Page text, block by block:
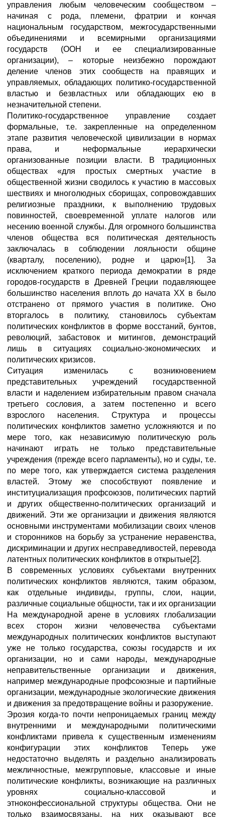
управления любым человеческим сообществом –
начиная с рода, племени, фратрии и кончая
национальным государством, межгосударственными
объединениями и всемирными организациями
государств (ООН и ее специализированные
организации), – которые неизбежно порождают
деление членов этих сообществ на правящих и
управляемых, обладающих политико-государственной
властью и безвластных или обладающих ею в
незначительной степени.
Политико-государственное управление создает
формальные, т.е. закрепленные на определенном
этапе развития человеческой цивилизации в нормах
права, и неформальные иерархически
организованные позиции власти. В традиционных
обществах «для простых смертных участие в
общественной жизни сводилось к участию в массовых
шествиях и многолюдных сборищах, сопровождавших
религиозные праздники, к выполнению трудовых
повинностей, своевременной уплате налогов или
несению военной службы. Для огромного большинства
членов общества вся политическая деятельность
заключалась в соблюдении лояльности общине
(кварталу, поселению), родне и царю»[1]. За
исключением краткого периода демократии в ряде
городов-государств в Древней Греции подавляющее
большинство населения вплоть до начата XX в было
отстранено от прямого участия в политике. Оно
вторгалось в политику, становилось субъектам
политических конфликтов в форме восстаний, бунтов,
революций, забастовок и митингов, демонстраций
лишь в ситуациях социально-экономических и
политических кризисов.
Ситуация изменилась с возникновением
представительных учреждений государственной
власти и наделением избирательным правом сначала
третьего сословия, а затем постепенно и всего
взрослого населения. Структура и процессы
политических конфликтов заметно усложняются и по
мере того, как независимую политическую роль
начинают играть не только представительные
учреждения (прежде всего парламенты), но и суды, т.е.
по мере того, как утверждается система разделения
властей. Этому же способствуют появление и
институциализащия профсоюзов, политических партий
и других общественно-политических организаций и
движений. Эти же организации и движения являются
основными инструментами мобилизации своих членов
и сторонников на борьбу за устранение неравенства,
дискриминации и других несправедливостей, перевода
латентных политических конфликтов в открытые[2].
В современных условиях субъектами внутренних
политических конфликтов являются, таким образом,
как отдельные индивиды, группы, слои, нации,
различные социальные общности, так и их организации
На международной арене в условиях глобализации
всех сторон жизни человечества субъектами
международных политических конфликтов выступают
уже не только государства, союзы государств и их
организации, но и сами народы, международные
неправительственные организации и движения,
например международные профсоюзные и партийные
организации, международные экологические движения
и движения за предотвращение войны и разоружение.
Эрозия когда-то почти непроницаемых границ между
внутренними и международными политическими
конфликтами привела к существенным изменениям
конфигурации этих конфликтов Теперь уже
недостаточно выделять и раздельно анализировать
межличностные, межгрупповые, классовые и иные
политические конфликты, возникающие на различных
уровнях социально-классовой и
этноконфессиональной структуры общества. Они не
только взаимосвязаны, на них оказывают все